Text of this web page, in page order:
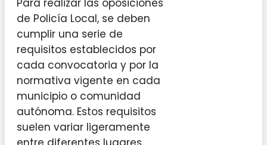
Para realizar las oposiciones
de Policía Local, se deben
cumplir una serie de
requisitos establecidos por
cada convocatoria y por la
normativa vigente en cada
municipio o comunidad
autónoma. Estos requisitos
suelen variar ligeramente